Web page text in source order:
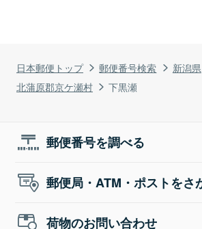
日本郵便トップ 郵便番号検索
新潟県
北蒲原郡京ケ瀬村
下黒瀬
郵便番号を調べる
郵便局・ATM・ポストをさ
荷物のお問い合わせ